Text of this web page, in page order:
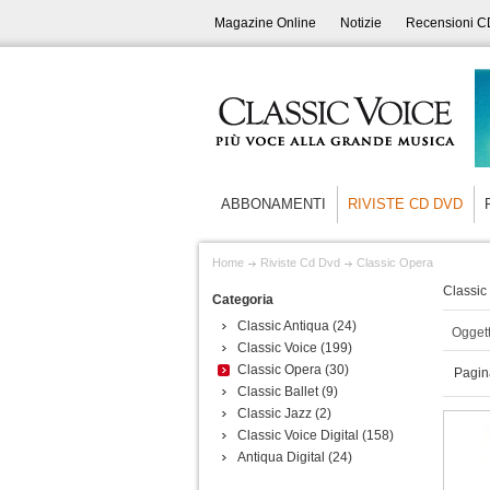
Magazine Online Notizie Recensioni
ABBONAMENTI RIVISTE CD DVD
Home Riviste Cd Dvd Classic Opera
Categoria
Classic Antiqua (24)
Classic Voice (199)
Classic Opera (30)
Classic Ballet(9)
Classic Jazz (2)
Classic Voice Digital (158)
Antiqua Digital (24)
Classic